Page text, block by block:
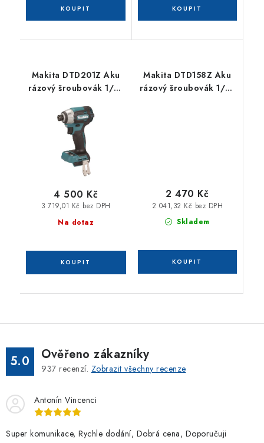
Makita DTD201Z Aku
rázový šroubovák 1/4"
Z
Na dotaz
3 719,01 Kč bez DPH
4 500 Kč
Makita DTD158Z Aku
rázový šroubovák 1/4"
Skladem
2 041,32 Kč bez DPH
2 470 Kč
5.0 Ověřeno zákazníky
937 recenzí. Zobrazit všechny recenze
Antonín Vincenci
Super komunikace, Rychle dodání, Dobrá cena, Doporučuji